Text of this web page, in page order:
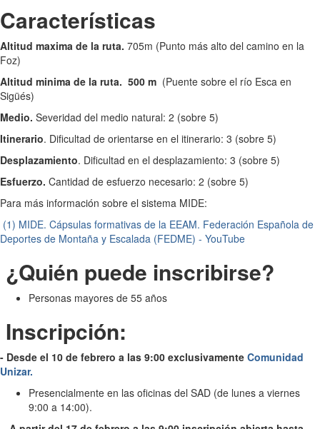
Características
Altitud maxima de la ruta. 705m (Punto más alto del camino en la
Foz)
Altitud minima de la ruta. 500 m (Puente sobre el río Esca en
Sigüés)
Medio. Severidad del medio natural: 2 (sobre 5)
Itinerario. Dificultad de orientarse en el itinerario: 3 (sobre 5)
Desplazamiento. Dificultad en el desplazamiento: 3 (sobre 5)
Esfuerzo. Cantidad de esfuerzo necesario: 2 (sobre 5)
Para más información sobre el sistema MIDE:
(1) MIDE. Cápsulas formativas de la EEAM. Federación Española de
Deportes de Montaña y Escalada (FEDME) - YouTube
¿Quién puede inscribirse?
Personas mayores de 55 años
Inscripción:
- Desde el 10 de febrero a las 9:00 exclusivamente Comunidad
Unizar.
Presencialmente en las oficinas del SAD (de lunes a viernes
9:00 a 14:00).